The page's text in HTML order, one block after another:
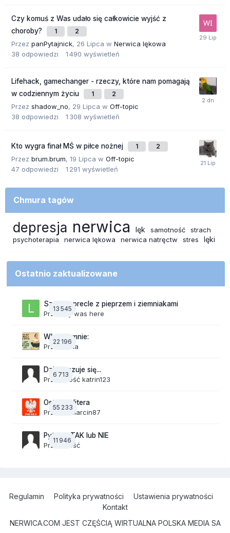
Czy komuś z Was udało się całkowicie wyjść z
choroby?
1 2
Przez panPytajnick, 26 Lipca w Nerwica lękowa
38 odpowiedzi 1 490 wyświetleń
Lifehack, gamechanger - rzeczy, które nam pomagają
w codziennym życiu
1 2
Przez shadow_no, 29 Lipca w Off-topic
38 odpowiedzi 1 308 wyświetleń
Kto wygra finał MŚ w piłce nożnej 1 2
Przez brum.brum, 19 Lipca w Off-topic
47 odpowiedzi 1 291 wyświetleń
Chmura tagów
depresja nerwica lęk samotność
strach
psychoterapia
nerwica lękowa nerwica natręctw stres lęki
Ostatnio zaktualizowane
13 545
Szalone precle z pieprzem i ziemniakami
Przez lily was here
22 196
Wkurza mnie:
Przezlinka
6 713
Dzisiaj czuje się...
Przez Gość katrin123
55 233
Ostatnia litera
Przez19Marcin87
11 946
Pytania TAK lub NIE
Przez Gość
Regulamin Polityka prywatności
Ustawienia prywatności
Kontakt
NERWICA.COM JEST CZĘŚCIĄ WIRTUALNA POLSKA MEDIA SA